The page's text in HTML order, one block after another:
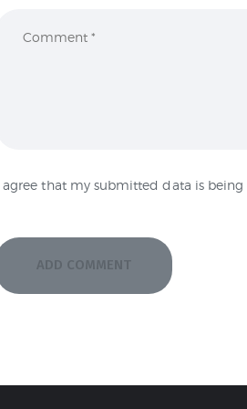
agree that my submitted data is